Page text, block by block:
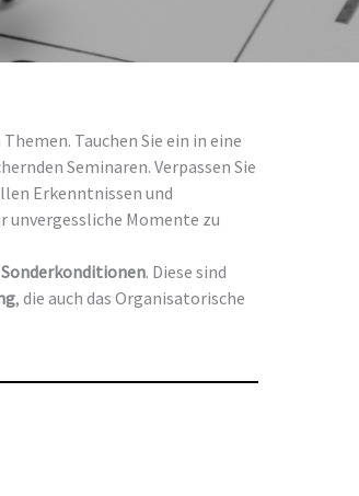
Tauchen Sie ein in eine
Seminaren. Verpassen Sie
Erkenntnissen und
unvergessliche Momente zu
Sonderkonditionen. Diese sind
, die auch das Organisatorische